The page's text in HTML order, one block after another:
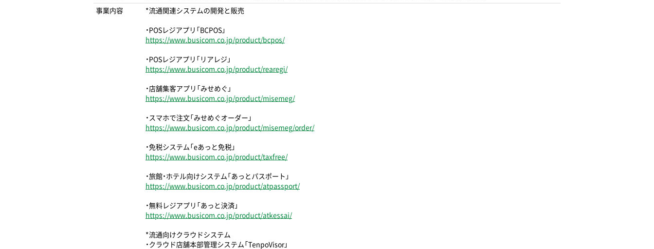
事業内容 *流通関連システムの開発と販売
・POSレジアプリ「BCPOS」
https://www.busicom.co.jp/product/bcpos/
・POSレジアプリ「リアレジ」
https://www.busicom.co.jp/product/rearegi/
・店舗集客アプリ「みせめぐ」
https://www.busicom.co.jp/product/misemeg/
・スマホで注文「みせめぐオーダー」
https://www.busicom.co.jp/product/misemeg/order/
・免税システム「eあっと免税」
https://www.busicom.co.jp/product/taxfree/
・旅館・ホテル向けシステム「あっとパスポート」
https://www.busicom.co.jp/product/atpassport/
・無料レジアプリ「あっと決済」
https://www.busicom.co.jp/product/atkessai/
*流通向けクラウドシステム
・クラウド店舗本部管理システム「TenpoVisor」